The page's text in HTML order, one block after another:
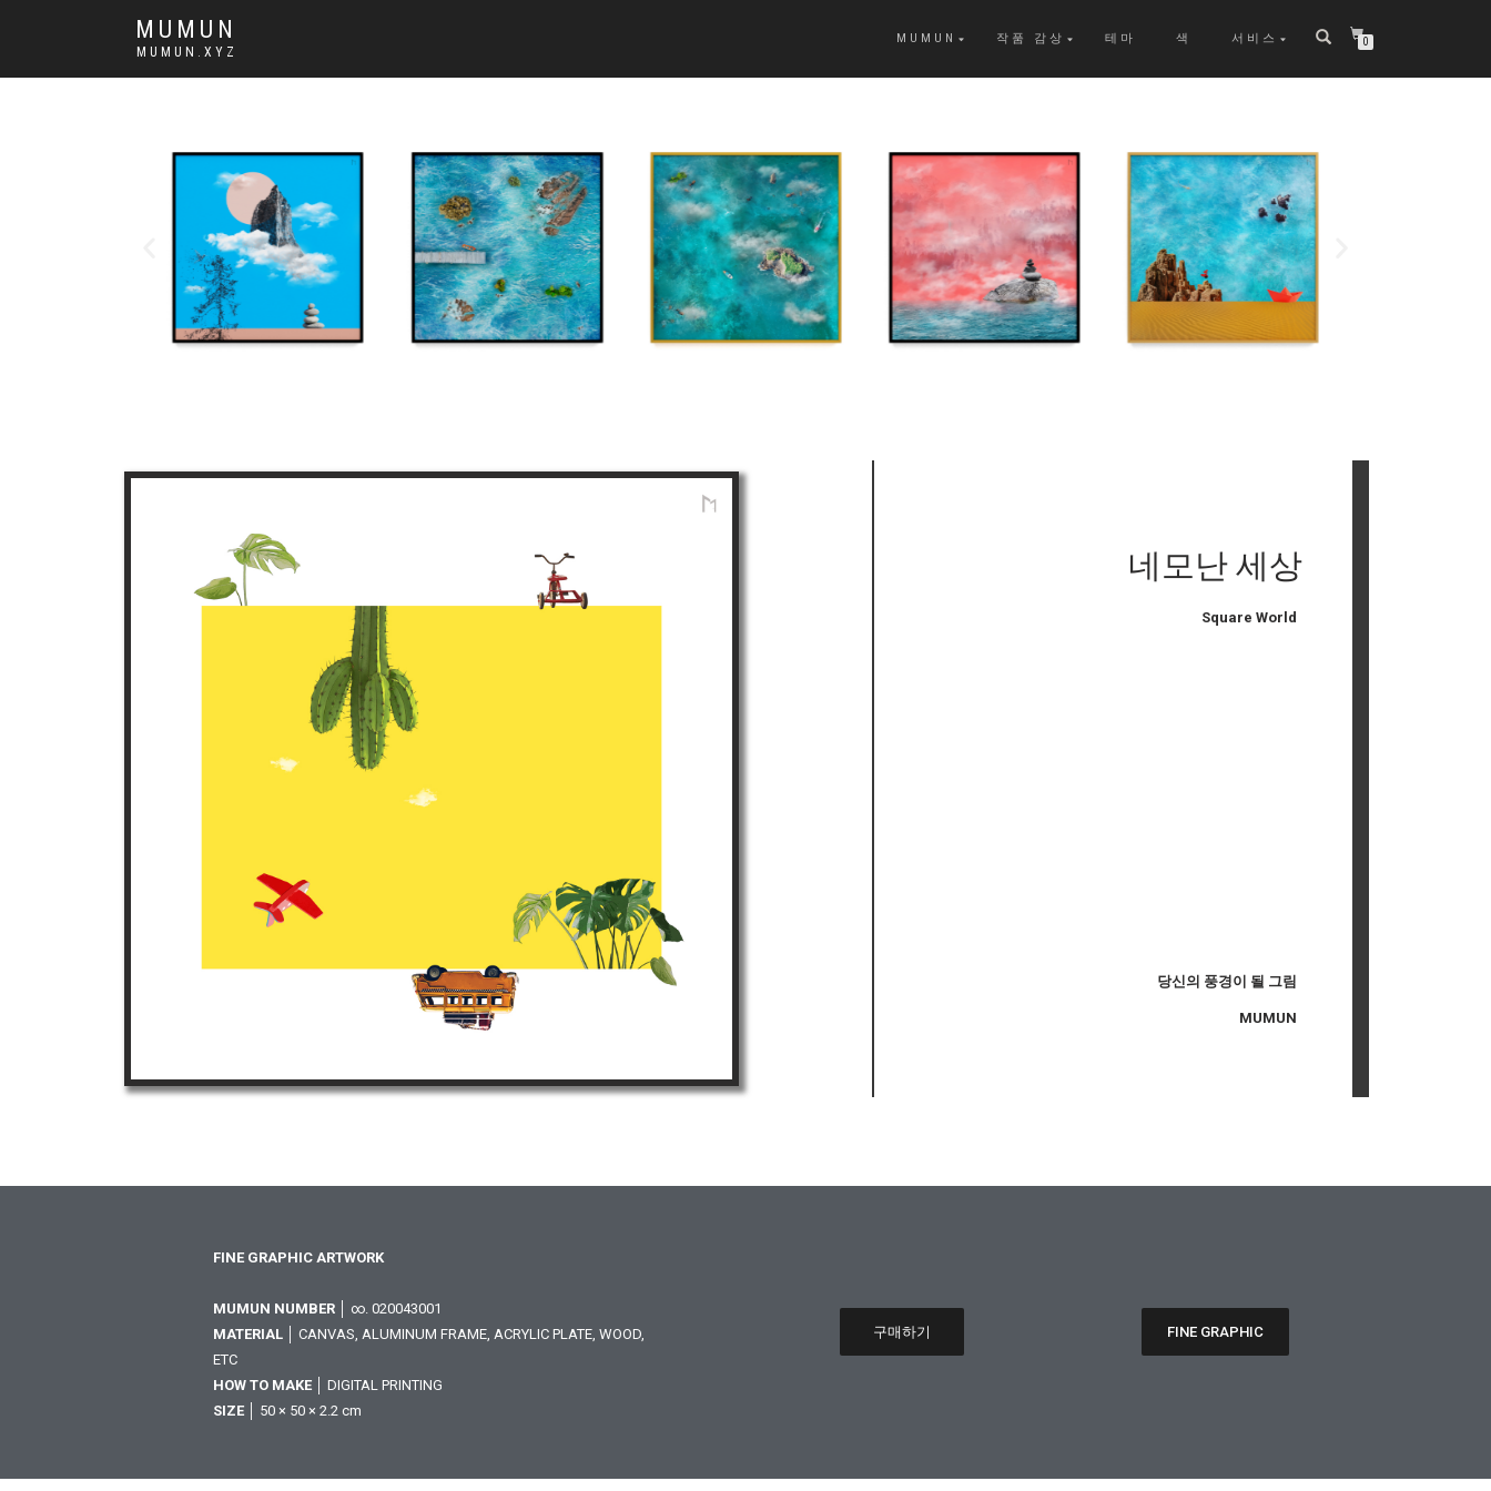
MUMUN
MUMUN.XYZ
MUMUN 작품 감상 테마 색 서비스 0
네모난 세상
Square World
당신의 풍경이 될 그림
MUMUN
FINE GRAPHIC ARTWORK
MUMUN NUMBER │ ∞. 020043001
MATERIAL │ CANVAS, ALUMINUM FRAME, ACRYLIC PLATE, WOOD,
ETC
HOW TO MAKE │ DIGITAL PRINTING
SIZE │ 50 × 50 × 2.2 cm
구매하기 FINE GRAPHIC